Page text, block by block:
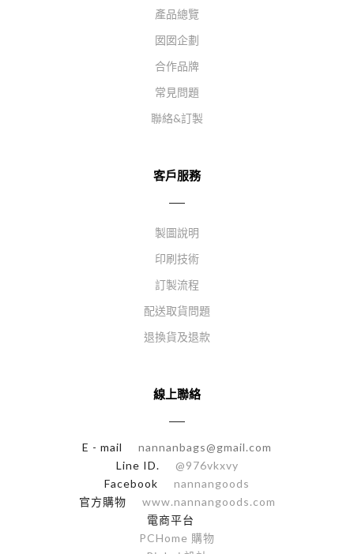
產品總覽
囡囡企劃
合作品牌
常見問題
聯絡&訂製
客戶服務
製圖說明
印刷技術
訂製流程
配送取貨問題
退換貨及退款
線上聯絡
E - mail
nannanbags@gmail.com
Line ID.
@976vkxvy
Facebook
nannangoods
官方購物
www.nannangoods.com
電商平台
PCHome 購物